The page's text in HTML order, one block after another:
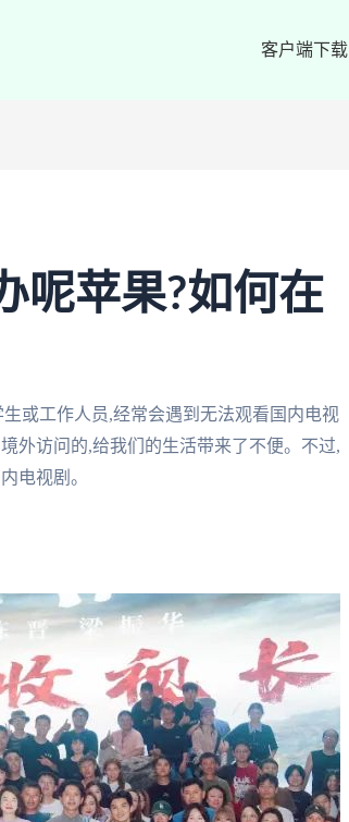
客户端下载
呢苹果?如何在
或工作人员,经常会遇到无法观看国内电视
外访问的,给我们的生活带来了不便。不过,
电视剧。